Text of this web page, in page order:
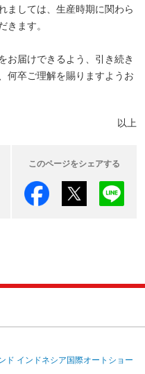
ましては、生産時期に関わら
きます。
お届けできるよう、引き続き
何卒ご理解を賜りますようお
以上
このページをシェアする
ド インドネシア国際オートショー